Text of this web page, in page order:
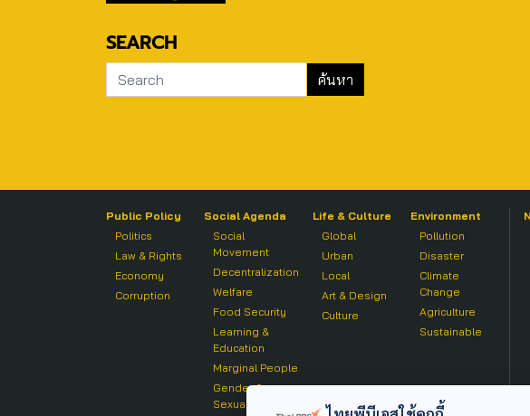
SEARCH
Public Policy
Politics
Law & Rights
Economy
Corruption
Social Agenda
Social
Movement
Decentralization
Welfare
Food Security
Learning &
Education
Marginal People
Gender &
Sexuality
Life & Culture
Global
Urban
Local
Art & Design
Culture
Environment
Pollution
Disaster
Climate
Change
Agriculture
Sustainable